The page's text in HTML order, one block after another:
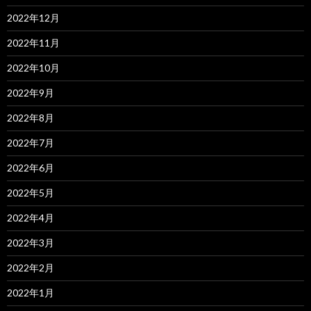
2022年12月
2022年11月
2022年10月
2022年9月
2022年8月
2022年7月
2022年6月
2022年5月
2022年4月
2022年3月
2022年2月
2022年1月